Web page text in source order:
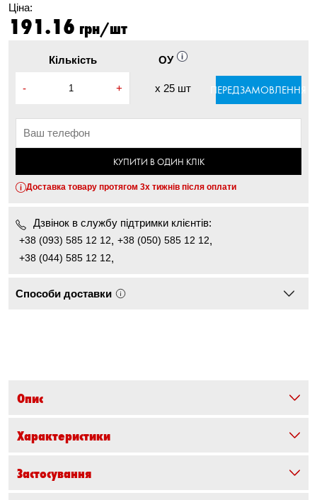
Ціна:
191.16 грн/шт
Кількість
- +
ОУ
x 25 шт ПЕРЕДЗАМОВЛЕННЯ
КУПИТИ В ОДИН КЛІК
Доставка товару протягом 3х тижнів після оплати
Дзвінок в службу підтримки клієнтів:
+38 (093) 585 12 12, +38 (050) 585 12 12,
+38 (044) 585 12 12,
Способи доставки
Опис
Характеристики
Застосування